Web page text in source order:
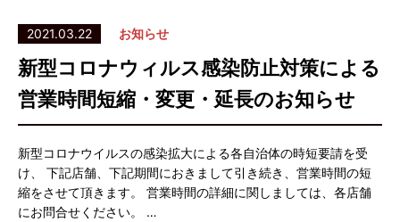
2021.03.22 お知らせ
新型コロナウィルス感染防止対策による
営業時間短縮・変更・延長のお知らせ
新型コロナウイルスの感染拡大による各自治体の時短要請を受
け、 下記店舗、下記期間におきまして引き続き、営業時間の短
縮をさせて頂きます。 営業時間の詳細に関しましては、各店舗
にお問合せください。 …